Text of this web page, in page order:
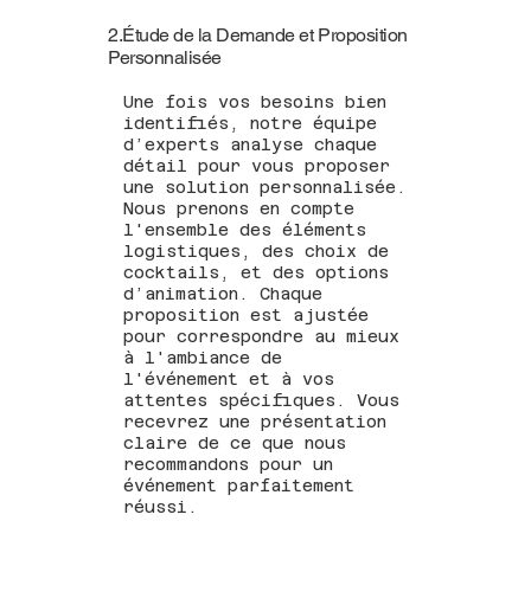
2.Étude de la Demande et Proposition
Personnalisée
Une fois vos besoins bien
identifiés, notre équipe
d’experts analyse chaque
détail pour vous proposer
une solution personnalisée.
Nous prenons en compte
l'ensemble des éléments
logistiques, des choix de
cocktails, et des options
d’animation. Chaque
proposition est ajustée
pour correspondre au mieux
à l'ambiance de
l'événement et à vos
attentes spécifiques. Vous
recevrez une présentation
claire de ce que nous
recommandons pour un
événement parfaitement
réussi.